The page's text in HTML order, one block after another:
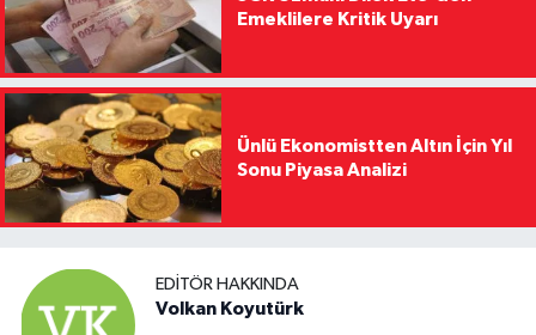
Emeklilere Kritik Uyarı
Ünlü Ekonomistten Altın İçin Yıl
Sonu Piyasa Analizi
EDITÖR HAKKINDA
Volkan Koyutürk